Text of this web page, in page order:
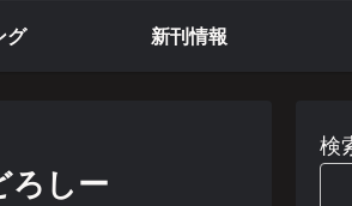
グ 新刊情報
ろしー
検